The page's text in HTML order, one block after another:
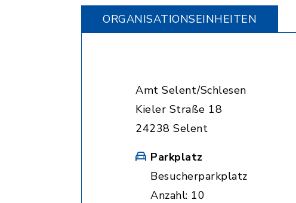
ORGANISATIONS­EINHEITEN
Amt Selent/Schlesen
Kieler Straße 18
24238 Selent
Parkplatz
Besucherparkplatz
Anzahl: 10